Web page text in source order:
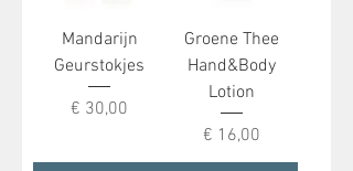
Mandarijn
Geurstokjes
Prijs
€ 30,00
Groene Thee
Hand&Body
Lotion
Prijs
€ 16,00